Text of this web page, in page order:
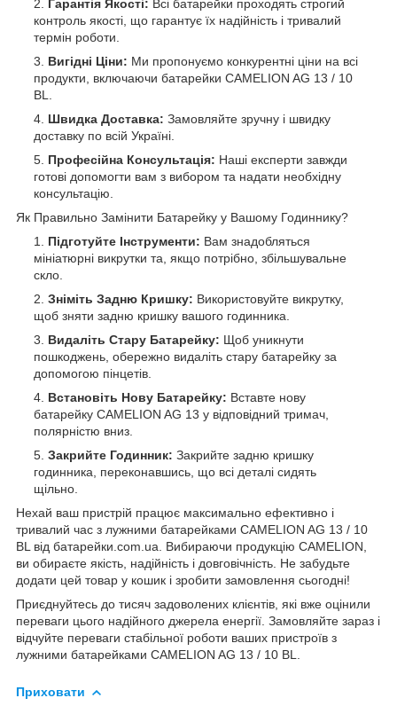
Гарантія Якості: Всі батарейки проходять строгий
контроль якості, що гарантує їх надійність і тривалий
термін роботи.
Вигідні Ціни: Ми пропонуємо конкурентні ціни на всі
продукти, включаючи батарейки CAMELION AG 13 / 10
BL.
Швидка Доставка: Замовляйте зручну і швидку
доставку по всій Україні.
Професійна Консультація: Наші експерти завжди
готові допомогти вам з вибором та надати необхідну
консультацію.
Як Правильно Замінити Батарейку у Вашому Годиннику?
Підготуйте Інструменти: Вам знадобляться
мініатюрні викрутки та, якщо потрібно, збільшувальне
скло.
Зніміть Задню Кришку: Використовуйте викрутку,
щоб зняти задню кришку вашого годинника.
Видаліть Стару Батарейку: Щоб уникнути
пошкоджень, обережно видаліть стару батарейку за
допомогою пінцетів.
Встановіть Нову Батарейку: Вставте нову
батарейку CAMELION AG 13 у відповідний тримач,
полярністю вниз.
Закрийте Годинник: Закрийте задню кришку
годинника, переконавшись, що всі деталі сидять
щільно.
Нехай ваш пристрій працює максимально ефективно і
тривалий час з лужними батарейками CAMELION AG 13 / 10
BL від батарейки.com.ua . Вибираючи продукцію CAMELION,
ви обираєте якість, надійність і довговічність. Не забудьте
додати цей товар у кошик і зробити замовлення сьогодні!
Приєднуйтесь до тисяч задоволених клієнтів, які вже оцінили
переваги цього надійного джерела енергії. Замовляйте зараз і
відчуйте переваги стабільної роботи ваших пристроїв з
лужними батарейками CAMELION AG 13 / 10 BL.
Приховати